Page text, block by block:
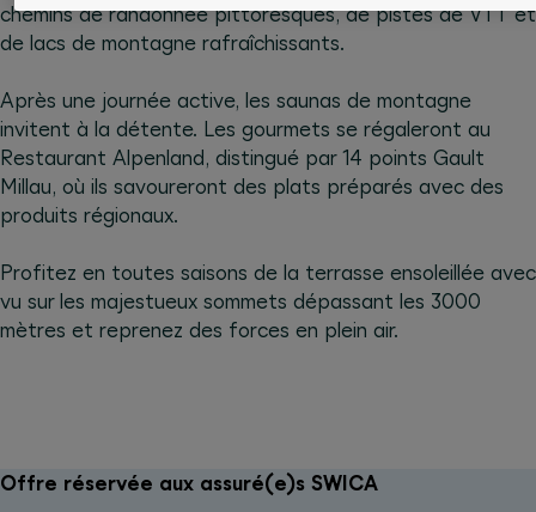
chemins de randonnée pittoresques, de pistes de VTT et
de lacs de montagne rafraîchissants.
Après une journée active, les saunas de montagne
invitent à la détente. Les gourmets se régaleront au
Restaurant Alpenland, distingué par 14 points Gault
Millau, où ils savoureront des plats préparés avec des
produits régionaux.
Profitez en toutes saisons de la terrasse ensoleillée avec
vu sur les majestueux sommets dépassant les 3000
mètres et reprenez des forces en plein air.
Offre réservée aux assuré(e)s SWICA‫‬